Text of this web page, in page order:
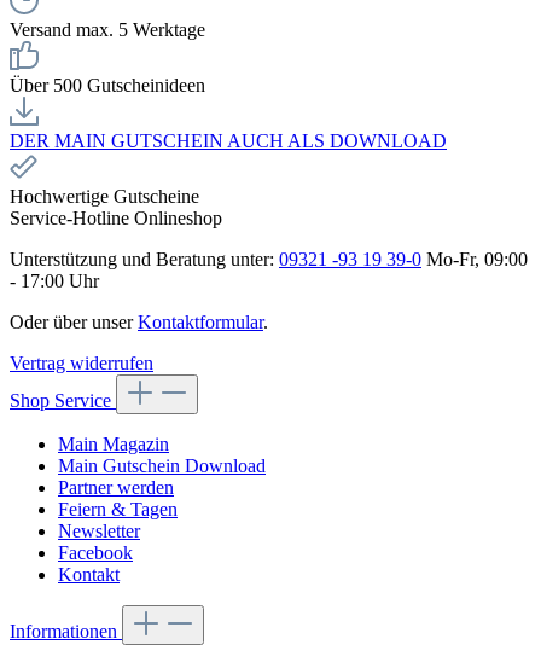
Versand max. 5 Werktage
Über 500 Gutscheinideen
DER MAIN GUTSCHEIN AUCH ALS DOWNLOAD
Hochwertige Gutscheine
Service-Hotline Onlineshop
Unterstützung und Beratung unter: 09321 -93 19 39-0 Mo-Fr, 09:00
- 17:00 Uhr
Oder über unserKontaktformular.
Vertrag widerrufen
Shop Service
Main Magazin
Main Gutschein Download
Partner werden
Feiern & Tagen
Newsletter
Facebook
Kontakt
Informationen